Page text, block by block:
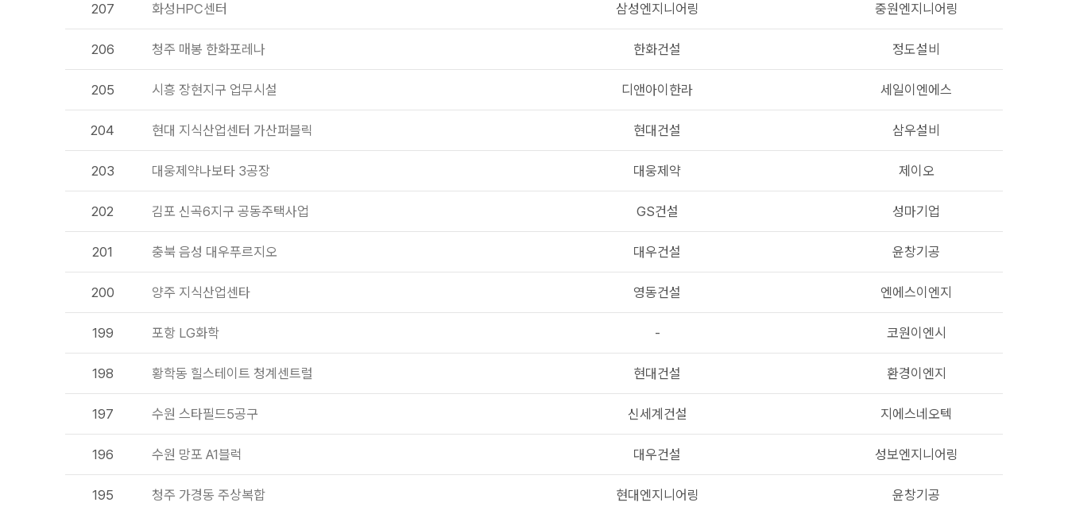
207 화성HPC센터 삼성엔지니어링 중원엔지니어링
206 청주 매봉 한화포레나 한화건설 정도설비
205 시흥 장현지구 업무시설 디앤아이한라 세일이엔에스
204 현대 지식산업센터 가산퍼블릭 현대건설 삼우설비
203 대웅제약나보타 3공장 대웅제약 제이오
202 김포 신곡6지구 공동주택사업 GS건설 성마기업
201 충북 음성 대우푸르지오 대우건설 윤창기공
200 양주 지식산업센타 영동건설 엔에스이엔지
199 포항 LG화학 - 코원이엔시
198 황학동 힐스테이트 청계센트럴 현대건설 환경이엔지
197 수원 스타필드5공구 신세계건설 지에스네오텍
196 수원 망포 A1블럭 대우건설 성보엔지니어링
195 청주 가경동 주상복합 현대엔지니어링 윤창기공